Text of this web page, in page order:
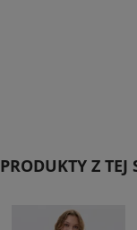
PRODUKTY Z TEJ